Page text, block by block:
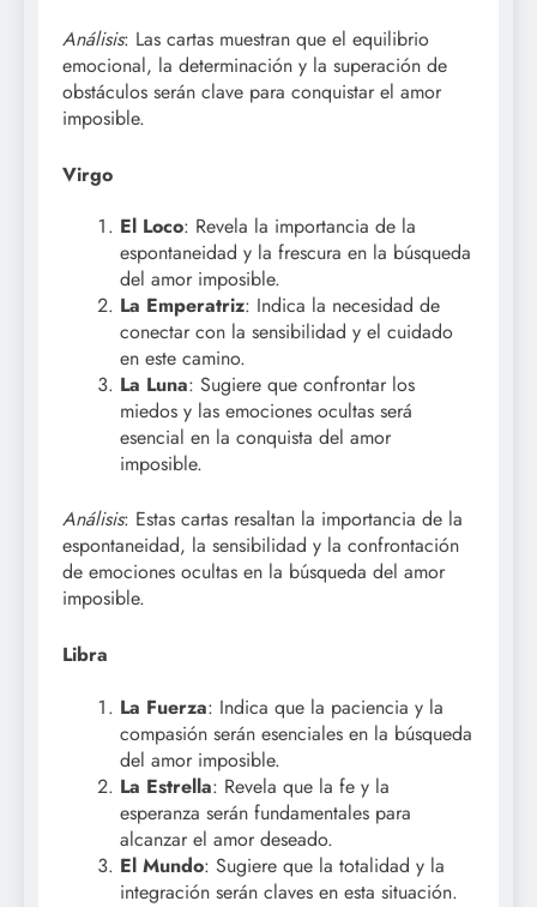
Análisis: Las cartas muestran que el equilibrio
emocional, la determinación y la superación de
obstáculos serán clave para conquistar el amor
imposible.
Virgo
El Loco: Revela la importancia de la
espontaneidad y la frescura en la búsqueda
del amor imposible.
La Emperatriz: Indica la necesidad de
conectar con la sensibilidad y el cuidado
en este camino.
La Luna: Sugiere que confrontar los
miedos y las emociones ocultas será
esencial en la conquista del amor
imposible.
Análisis: Estas cartas resaltan la importancia de la
espontaneidad, la sensibilidad y la confrontación
de emociones ocultas en la búsqueda del amor
imposible.
Libra
La Fuerza: Indica que la paciencia y la
compasión serán esenciales en la búsqueda
del amor imposible.
La Estrella: Revela que la fe y la
esperanza serán fundamentales para
alcanzar el amor deseado.
El Mundo: Sugiere que la totalidad y la
integración serán claves en esta situación.